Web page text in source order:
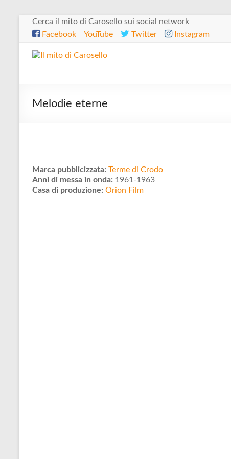
SaltaCerca il mito di Carosello sui social network
Facebook
YouTube Twitter Instagram
Il
di
Melodie eterne
Marca pubblicizzata: Terme di Crodo
Anni di messa in onda: 1961-1963
Casa di produzione: Orion Film